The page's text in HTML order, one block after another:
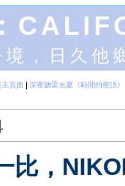
境，日久
主頁面 深夜聽雷光夏《時間的密語
比，